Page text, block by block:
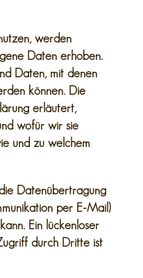
werden
Daten erhoben.
Daten, mit denen
können. Die
erläutert,
wofür wir sie
und zu welchem
Datenübertragung
per E-Mail)
Ein lückenloser
durch Dritte ist